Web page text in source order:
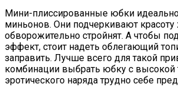
Мини-плиссированные юбки
миньонов. Они подчеркивают
обворожительно стройнят. А чтобы
эффект, стоит надеть облегающий
заправить. Лучше всего для такой
комбинации выбрать юбку с высокой
эротического наряда трудно себе